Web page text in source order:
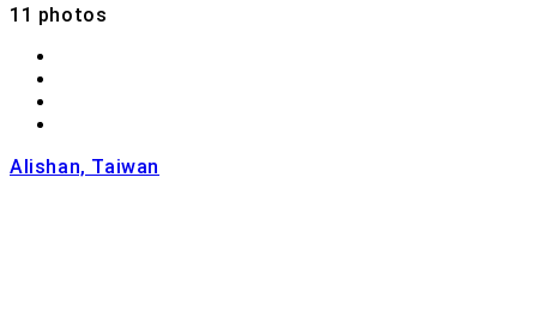
11 photos
Alishan, Taiwan